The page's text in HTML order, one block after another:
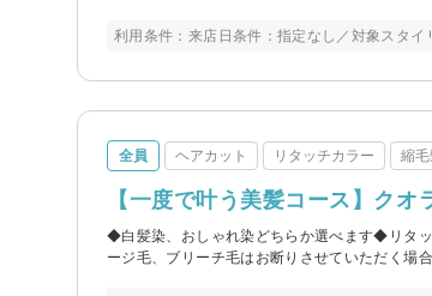
利用条件：来店日条件：指定なし／対象スタイ
全員 ヘアカット リタッチカラー 縮毛
【一度で叶う美髪コース】ク
◆白髪染、おしゃれ染どちらか選べます◆リタ
ージ毛、ブリーチ毛はお断りさせていただく場